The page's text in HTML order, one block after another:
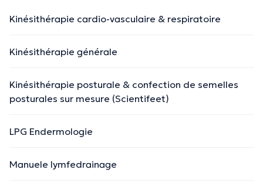
Kinésithérapie cardio-vasculaire & respiratoire
Kinésithérapie générale
Kinésithérapie posturale & confection de semelles
posturales sur mesure (Scientifeet)
LPG Endermologie
Manuele lymfedrainage